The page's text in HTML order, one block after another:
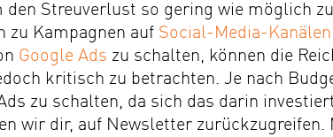
den Streuverlust so gering wie möglich
zu Kampagnen auf Social-Media-Kanälen
Google Ads zu schalten, können die
kritisch zu betrachten. Je nach
zu schalten, da sich das darin
wir dir, auf Newsletter zurückzugreifen.